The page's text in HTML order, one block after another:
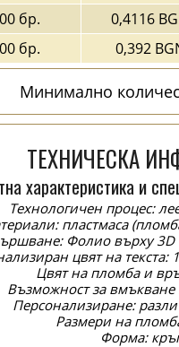
бр.
0,4116
бр.
0,392
Минимално
ТЕХНИЧЕСКА
характеристика и
Технологичен процес:
пластмаса
Фолио върху 3D
цвят на текста:
Цвят на пломба и
Възможност за
Персонализиране:
Размери на
Форма: